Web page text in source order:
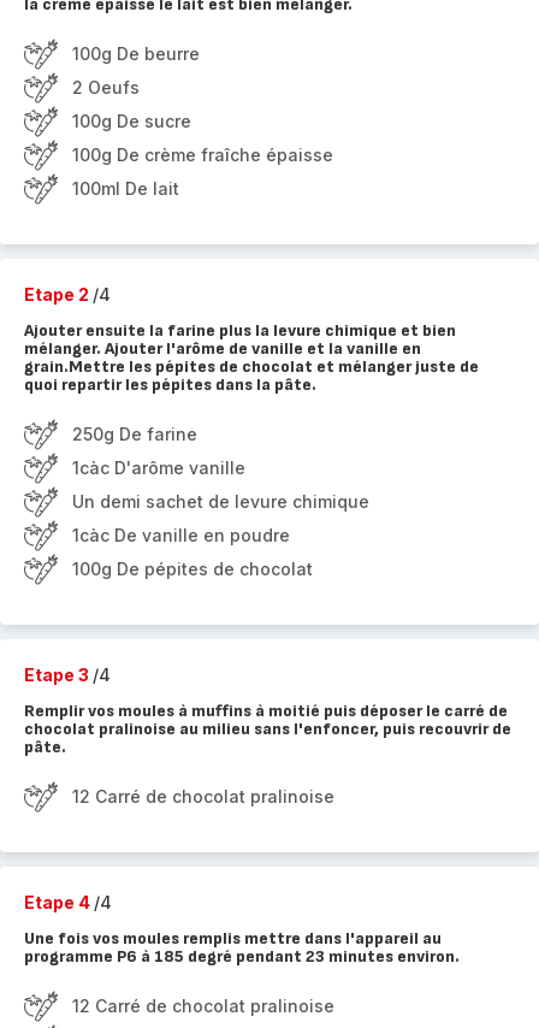
la crème épaisse le lait est bien mélanger.
100g De beurre
2 Oeufs
100g De sucre
100g De crème fraîche épaisse
100ml De lait
Etape 2 /4
Ajouter ensuite la farine plus la levure chimique et bien
mélanger. Ajouter l'arôme de vanille et la vanille en
grain.Mettre les pépites de chocolat et mélanger juste de
quoi repartir les pépites dans la pâte.
250g De farine
1càc D'arôme vanille
Un demi sachet de levure chimique
1càc De vanille en poudre
100g De pépites de chocolat
Etape 3 /4
Remplir vos moules à muffins à moitié puis déposer le carré de
chocolat pralinoise au milieu sans l'enfoncer, puis recouvrir de
pâte.
12 Carré de chocolat pralinoise
Etape 4 /4
Une fois vos moules remplis mettre dans l'appareil au
programme P6 à 185 degré pendant 23 minutes environ.
12 Carré de chocolat pralinoise